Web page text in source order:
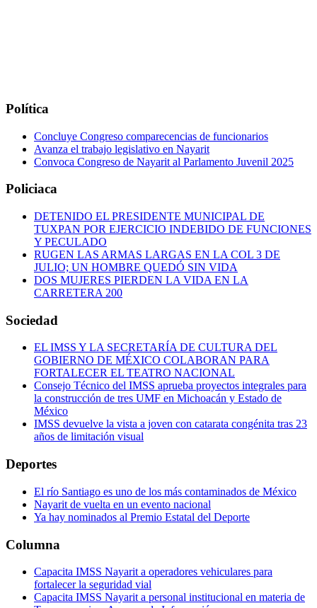
Política
Concluye Congreso comparecencias de funcionarios
Avanza el trabajo legislativo en Nayarit
Convoca Congreso de Nayarit al Parlamento Juvenil 2025
Policiaca
DETENIDO EL PRESIDENTE MUNICIPAL DE
TUXPAN POR EJERCICIO INDEBIDO DE FUNCIONES
Y PECULADO
RUGEN LAS ARMAS LARGAS EN LA COL 3 DE
JULIO; UN HOMBRE QUEDÓ SIN VIDA
DOS MUJERES PIERDEN LA VIDA EN LA
CARRETERA 200
Sociedad
EL IMSS Y LA SECRETARÍA DE CULTURA DEL
GOBIERNO DE MÉXICO COLABORAN PARA
FORTALECER EL TEATRO NACIONAL
Consejo Técnico del IMSS aprueba proyectos integrales para
la construcción de tres UMF en Michoacán y Estado de
México
IMSS devuelve la vista a joven con catarata congénita tras 23
años de limitación visual
Deportes
El río Santiago es uno de los más contaminados de México
Nayarit de vuelta en un evento nacional
Ya hay nominados al Premio Estatal del Deporte
Columna
Capacita IMSS Nayarit a operadores vehiculares para
fortalecer la seguridad vial
Capacita IMSS Nayarit a personal institucional en materia de